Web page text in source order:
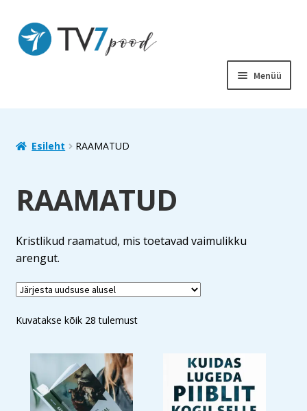
Liigu
navigeerimisele
Liigu
sisu
juurde
Menüü
RAAMATUD
MUUD TOOTED
Esileht RAAMATUD
RAAMATUD
Kristlikud raamatud, mis toetavad vaimulikku
arengut.
Kuvatakse kõik 28 tulemustSorted